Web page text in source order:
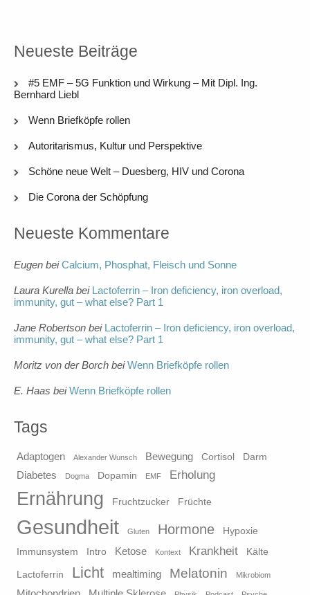
Neueste Beiträge
#5 EMF – 5G Funktion und Wirkung – Mit Dipl. Ing.
Bernhard Liebl
Wenn Briefköpfe rollen
Autoritarismus, Kultur und Perspektive
Schöne neue Welt – Duesberg, HIV und Corona
Die Corona der Schöpfung
Neueste Kommentare
Eugen beiCalcium, Phosphat, Fleisch und Sonne
Laura Kurella bei Lactoferrin – Iron deficiency, iron overload,
immunity, gut – what else? Part 1
Jane Robertson bei Lactoferrin – Iron deficiency, iron overload,
immunity, gut – what else? Part 1
Moritz von der Borch beiWenn Briefköpfe rollen
E. Haas beiWenn Briefköpfe rollen
Tags
Adaptogen Alexander Wunsch Bewegung Cortisol Darm
Diabetes Dogma Dopamin EMF Erholung
Ernährung Fruchtzucker Früchte
Gesundheit Gluten Hormone
Hypoxie
Immunsystem
Intro Ketose Kontext Krankheit Kälte
Lactoferrin Licht mealtiming Melatonin Mikrobiom